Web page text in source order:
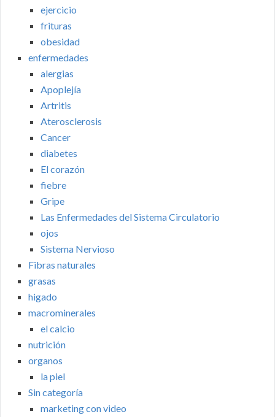
ejercicio
frituras
obesidad
enfermedades
alergias
Apoplejía
Artritis
Aterosclerosis
Cancer
diabetes
El corazón
fiebre
Gripe
Las Enfermedades del Sistema Circulatorio
ojos
Sistema Nervioso
Fibras naturales
grasas
higado
macrominerales
el calcio
nutrición
organos
la piel
Sin categoría
marketing con video